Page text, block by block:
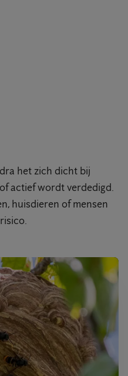
het zich dicht bij
actief wordt verdedigd.
huisdieren of mensen